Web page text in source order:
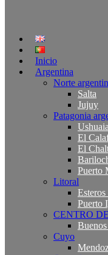
Inicio
Argentina
Norte
Salta
Jujuy
Patagonia
Ushuaia
El
El
Puerto
Litoral
Puerto
CENTRO
Cuyo